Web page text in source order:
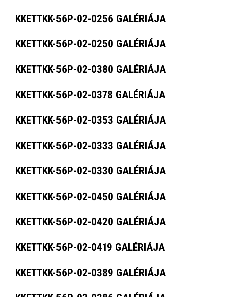
KKETTKK-56P-02-0256 GALÉRIÁJA
KKETTKK-56P-02-0250 GALÉRIÁJA
KKETTKK-56P-02-0380 GALÉRIÁJA
KKETTKK-56P-02-0378 GALÉRIÁJA
KKETTKK-56P-02-0353 GALÉRIÁJA
KKETTKK-56P-02-0333 GALÉRIÁJA
KKETTKK-56P-02-0330 GALÉRIÁJA
KKETTKK-56P-02-0450 GALÉRIÁJA
KKETTKK-56P-02-0420 GALÉRIÁJA
KKETTKK-56P-02-0419 GALÉRIÁJA
KKETTKK-56P-02-0389 GALÉRIÁJA